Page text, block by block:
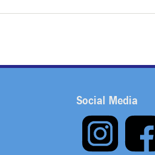
Social Media